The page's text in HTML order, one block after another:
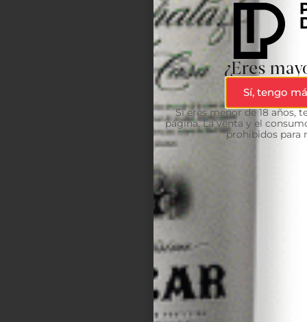
¿Eres
Sí, tengo
Si eres menor de 18 años,
página. La venta y el
prohibidos para